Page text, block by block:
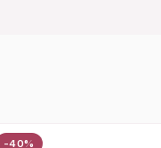
-40%